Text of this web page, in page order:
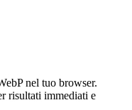
nel tuo browser.
risultati immediati e